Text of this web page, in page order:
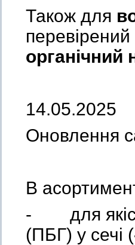
Також для
органічний
14.05.2025
Оновлення
В
- для
(ПБГ) у сечі (